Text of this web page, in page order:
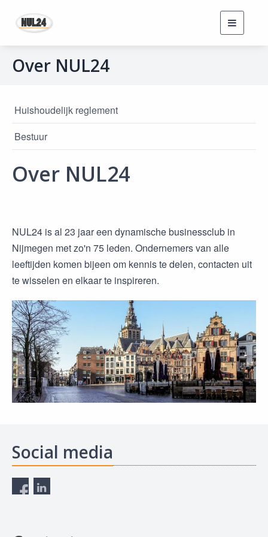
Toggle
Over NUL24
Huishoudelijk reglement
Bestuur
Over NUL24
NUL24 is al 23 jaar een dynamische businessclub in
Nijmegen met zo'n 75 leden. Ondernemers van alle
leeftijden komen bijeen om kennis te delen, contacten uit
te wisselen en elkaar te inspireren.
Social media